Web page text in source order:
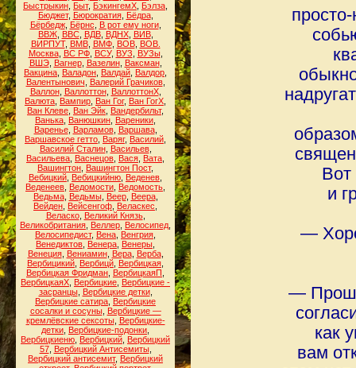
Быстрыкин Быт, БэкингемХ Бэлза
Бюджет, Бюрократия, Бёдра,
Бёрбедж, Бёрнс В рот ему ноги,
ВВЖ, ВВС, ВДВ, ВДНХ, ВИВ,
ВИРПУТ, ВМВ, ВМФ, ВОВ, ВОВ.
Москва, ВС РФ, ВСУ, ВУЗ ВУЗы,
ВШЭ, Вагнер, Вазелин, Ваксман,
Вакцина Валадон Валдай Валдор
Валентынович
Валерий Грачиков,
Валлон, Валлоттон, ВаллоттонХ,
Валюта Вампир Ван Гог, Ван ГогХ
Ван Клеве Ван Эйк Вандербильт,
Ванька Ванюшкин Вареники
Варенье, Варламов, Варшава,
Варшавское гетто Варяг, Василий
Василий Сталин, Васильев,
Васильева Васнецов Вася Вата
Вашингтон Вашингтон Пост,
Вебицкий Вебицкийню Веденев
Веденеев Ведомости Ведомость
Ведьма, Ведьмы, Веер, Веера,
Вейден Вейсенгоф Веласкес
Веласко, Великий Князь,
Великобритания Веллер Велосипед
Велосипедист, Вена Венгрия
Венедиктов Венера Венеры
Венеция, Вениамин, Вера, Верба,
Вербицикий Вербицй Вербицкая
Вербицкая Фридман ВербицкаяП
ВербицкаяХ Вербицкие Вербицкие -
засранцы, Вербицкие детки,
Вербицкие сатира Вербицкие
сосалки и сосуны, Вербицкие —
кремлёвские сексоты, Вербицкие-
детки Вербицкие-подонки
Вербицкиеню Вербицкий Вербицкий
57, Вербицкий Антисемиты,
Вербицкий антисемит, Вербицкий
Вот
и
―
―
как
вам